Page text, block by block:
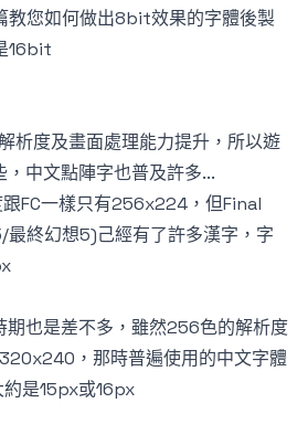
您如何做出8bit效果的字體後製
16bit
析度及畫面處理能力提升，所以遊
中文點陣字也普及許多...
FC一樣只有256x224，但Final
終幻想5)己經有了許多漢字，字
期也是差不多，雖然256色的解析度
，那時普遍使用的中文字體
約是15px或16px